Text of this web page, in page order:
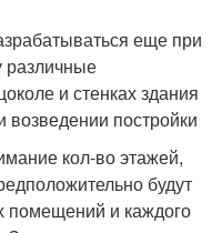
еще при
различные
и стенках здания
постройки
кол-во этажей,
будут
помещений и каждого